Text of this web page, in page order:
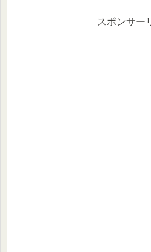
スポンサー